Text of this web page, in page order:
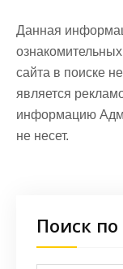
Данная
сайта в поиске
является
информацию
не несет.
Поиск по